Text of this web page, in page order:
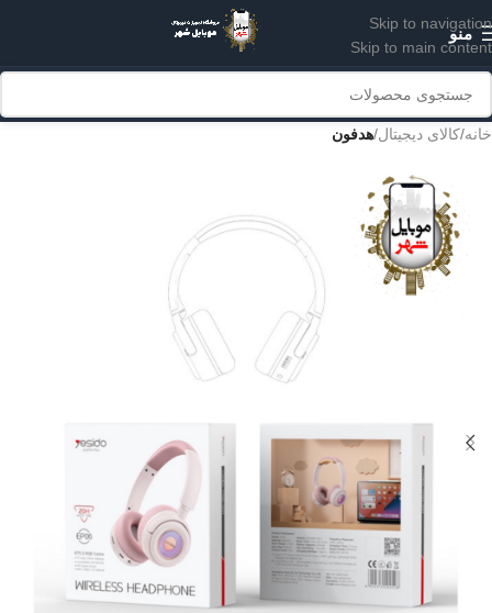
Skip to navigation
Skip to main content
منو
خانه کالای دیجیتال هدفون
صورتی
مشکی